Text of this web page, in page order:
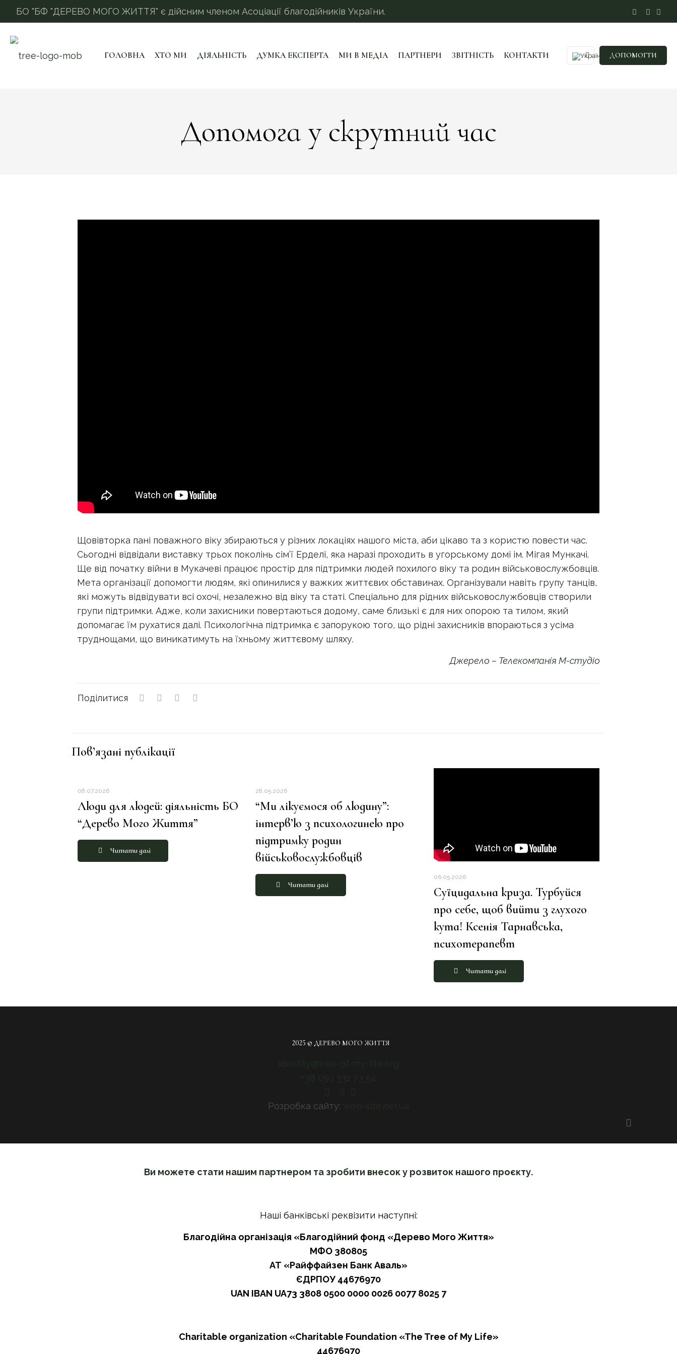
БО "БФ "ДЕРЕВО МОГО ЖИТТЯ" є дійсним членом Асоціації благодійників України.
ГОЛОВНА ХТО МИ ДІЯЛЬНІСТЬ ДУМКА ЕКСПЕРТА МИ В МЕДІА ПАРТНЕРИ ЗВІТНІСТЬ КОНТАКТИ ДОПОМОГТИ
Допомога у скрутний час
Щовівторка пані поважного віку збираються у різних локаціях нашого міста, аби цікаво та з користю повести час.
Сьогодні відвідали виставку трьох поколінь сім’ї Ерделі, яка наразі проходить в угорському домі ім. Мігая Мункачі.
Ще від початку війни в Мукачеві працює простір для підтримки людей похилого віку та родин військовослужбовців.
Мета організації допомогти людям, які опинилися у важких життєвих обставинах. Організували навіть групу танців,
які можуть відвідувати всі охочі, незалежно від віку та статі. Спеціально для рідних військовослужбовців створили
групи підтримки. Адже, коли захисники повертаються додому, саме близькі є для них опорою та тилом, який
допомагає їм рухатися далі. Психологічна підтримка є запорукою того, що рідні захисників впораються з усіма
труднощами, що виникатимуть на їхньому життєвому шляху.
Джерело – Телекомпанія М-студіо
Поділитися
Пов’язані публікації
08.07.2026
Люди для людей: діяльність БО
“Дерево Мого Життя”
Читати далі
28.05.2026
“Ми лікуємося об людину”:
інтерв’ю з психологинею про
підтримку родин
військовослужбовців
Читати далі
06.05.2026
Суїцидальна криза. Турбуйся
про себе, щоб вийти з глухого
кута! Ксенія Тарнавська,
психотерапевт
Читати далі
2025 © ДЕРЕВО МОГО ЖИТТЯ
Розробка сайту:
Ви можете стати нашим партнером та зробити внесок у розвиток нашого проєкту.
Наші банківські реквізити наступні:
Благодійна організація «Благодійний фонд «Дерево Мого Життя»
МФО 380805
АТ «Райффайзен Банк Аваль»
ЄДРПОУ 44676970
UAN IBAN UA73 3808 0500 0000 0026 0077 8025 7
Charitable organization «Charitable Foundation «The Tree of My Life»
44676970